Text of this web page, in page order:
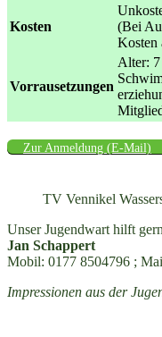
Kosten
(Bei
Kosten
Vorrausetzungen
Alter: 7
Zur Anmeldung (E-Mail)
TV Vennikel
Unser Jugendwart hilft
Jan Schappert
Mobil: 0177 8504796 ;
Impressionen aus der